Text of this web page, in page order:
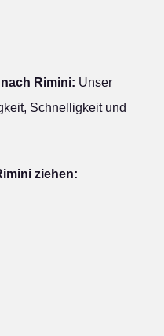
Rimini: Unser
Schnelligkeit und
ziehen: